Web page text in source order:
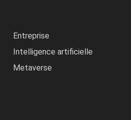
Entreprise
Intelligence artificielle
Metaverse